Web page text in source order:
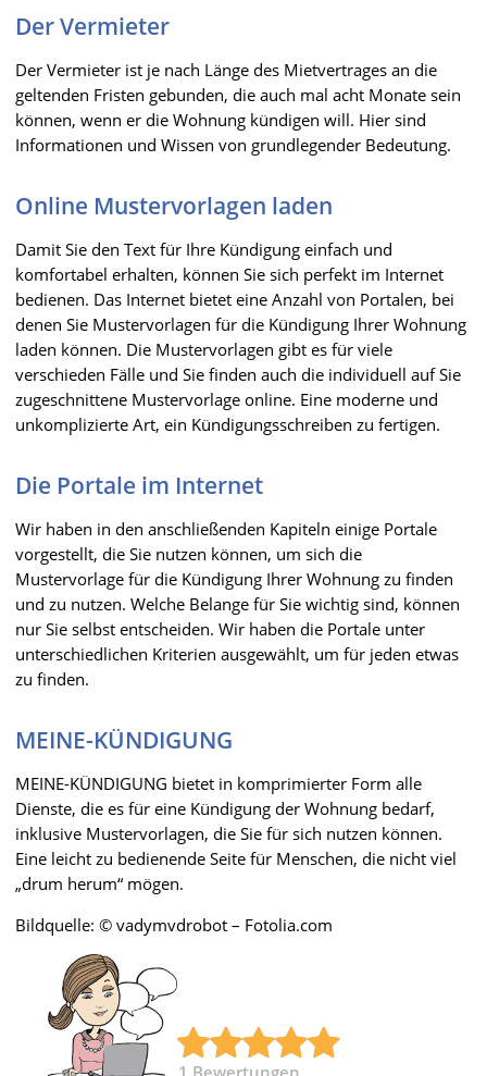
Der Vermieter
Der Vermieter ist je nach Länge des Mietvertrages an die
geltenden Fristen gebunden, die auch mal acht Monate sein
können, wenn er die Wohnung kündigen will. Hier sind
Informationen und Wissen von grundlegender Bedeutung.
Online Mustervorlagen laden
Damit Sie den Text für Ihre Kündigung einfach und
komfortabel erhalten, können Sie sich perfekt im Internet
bedienen. Das Internet bietet eine Anzahl von Portalen, bei
denen Sie Mustervorlagen für die Kündigung Ihrer Wohnung
laden können. Die Mustervorlagen gibt es für viele
verschieden Fälle und Sie finden auch die individuell auf Sie
zugeschnittene Mustervorlage online. Eine moderne und
unkomplizierte Art, ein Kündigungsschreiben zu fertigen.
Die Portale im Internet
Wir haben in den anschließenden Kapiteln einige Portale
vorgestellt, die Sie nutzen können, um sich die
Mustervorlage für die Kündigung Ihrer Wohnung zu finden
und zu nutzen. Welche Belange für Sie wichtig sind, können
nur Sie selbst entscheiden. Wir haben die Portale unter
unterschiedlichen Kriterien ausgewählt, um für jeden etwas
zu finden.
MEINE-KÜNDIGUNG
MEINE-KÜNDIGUNG bietet in komprimierter Form alle
Dienste, die es für eine Kündigung der Wohnung bedarf,
inklusive Mustervorlagen, die Sie für sich nutzen können.
Eine leicht zu bedienende Seite für Menschen, die nicht viel
„drum herum“ mögen.
Bildquelle: © vadymvdrobot – Fotolia.com
1 Bewertungen